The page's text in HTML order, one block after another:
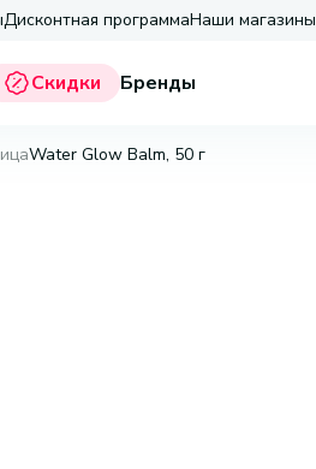
Дисконтная программаНаши магазины
Скидки Бренды
Water Glow Balm, 50 г